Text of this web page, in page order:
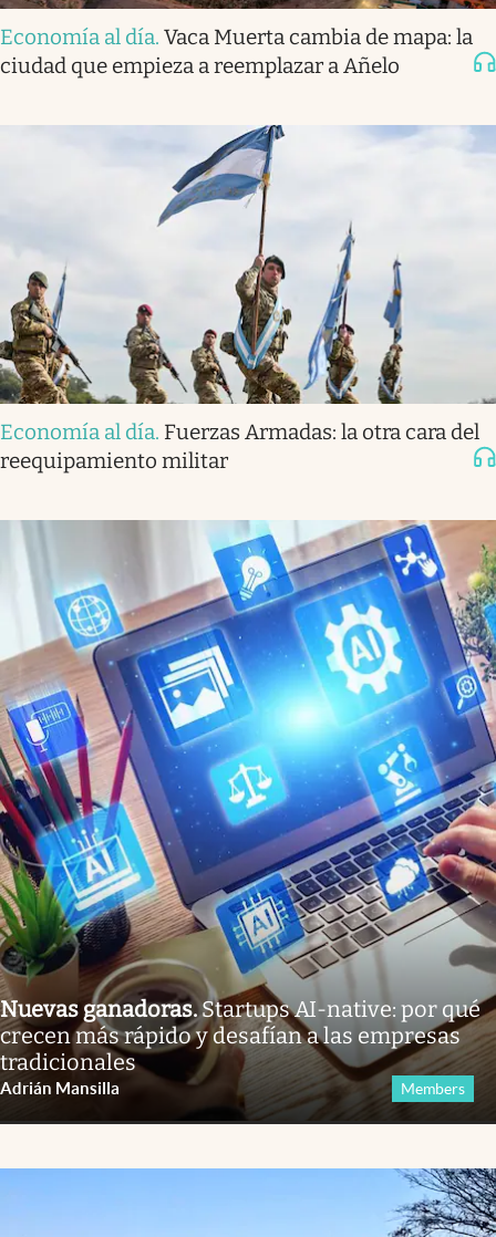
Economía al día. Vaca Muerta cambia de mapa: la
ciudad que empieza a reemplazar a Añelo
Economía al día. Fuerzas Armadas: la otra cara del
reequipamiento militar
Nuevas ganadoras.Startups AI-native: por qué
crecen más rápido y desafían a las empresas
tradicionales
Adrián Mansilla Members